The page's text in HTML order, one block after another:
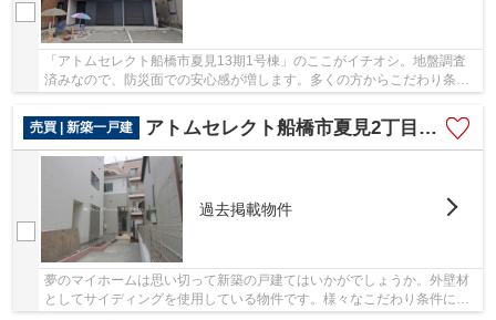
「アトムセレクト船橋市夏見13期1号棟」のここがイチオシ。地盤調査
済みなので、防災面での安心感が増します。多くの方からこだわり条件
売買 | 新築一戸建
アトムセレクト船橋市夏見2丁目Ⅲ2号棟
過去掲載物件
夢のマイホームは思い切って新築の戸建てはいかがでしょうか。外壁材
としてサイディングを使用している物件です。様々なこだわり条件にお